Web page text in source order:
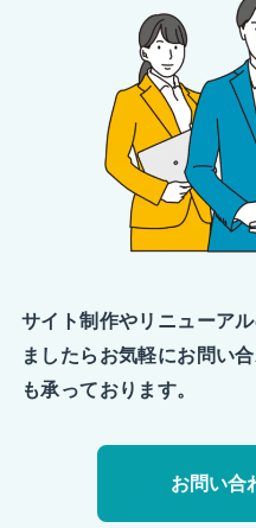
サイト制作やリニューア
ましたらお気軽にお問い
も承っております。
お問い合